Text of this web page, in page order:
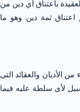
باعتناق أي دين من
اعتناق ثمة دين وهو ما
الأديان والعقائد التى
لأى سلطة عليه فيما